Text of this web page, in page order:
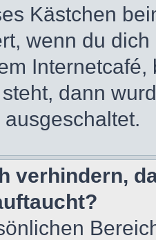
Kästchen
wenn du
dann
verhindern,